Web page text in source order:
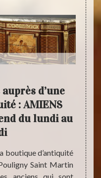
d’une
: AMIENS
du lundi au
boutique d’antiquité
Saint Martin
Pour